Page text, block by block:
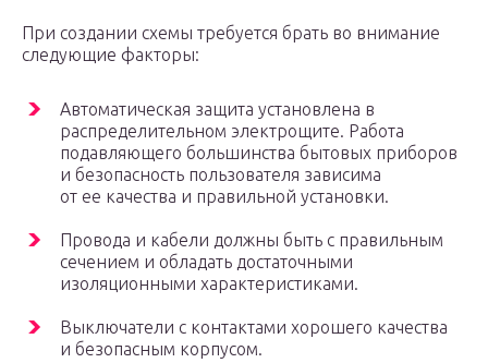
При создании схемы требуется брать во внимание
следующие факторы:
Автоматическая защита установлена ​​в
распределительном электрощите. Работа
подавляющего большинства бытовых приборов
и безопасность пользователя зависима
от ее качества и правильной установки.
Провода и кабели должны быть с правильным
сечением и обладать достаточными
изоляционными характеристиками.
Выключатели с контактами хорошего качества
и безопасным корпусом.